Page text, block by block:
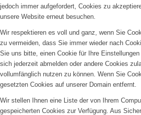
jedoch immer aufgefordert, Cookies zu
unsere Website erneut besuchen.
Wir respektieren es voll und ganz, wenn Sie
zu vermeiden, dass Sie immer wieder nach
Sie uns bitte, einen Cookie für Ihre
sich jederzeit abmelden oder andere Cookies
vollumfänglich nutzen zu können. Wenn Sie
gesetzten Cookies auf unserer Domain entfernt.
Wir stellen Ihnen eine Liste der von Ihrem
gespeicherten Cookies zur Verfügung. Aus